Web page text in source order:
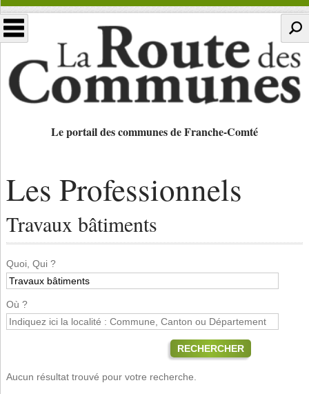
Le portail des communes de Franche-Comté
Les Professionnels
Travaux bâtiments
Quoi, Qui ?
Où ?
RECHERCHER
Aucun résultat trouvé pour votre recherche.